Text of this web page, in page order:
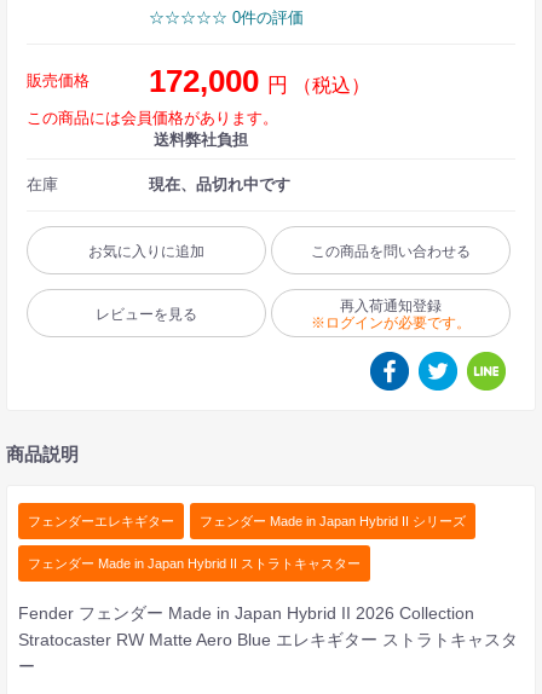
☆☆☆☆☆ 0件の評価
販売価格 172,000 円 （税込）
この商品には会員価格があります。
送料弊社負担
在庫 現在、品切れ中です
お気に入りに追加 この商品を問い合わせる
レビューを見る
再入荷通知登録
※ログインが必要です。
商品説明
フェンダーエレキギター フェンダー Made in Japan Hybrid II シリーズ
フェンダー Made in Japan Hybrid II ストラトキャスター
Fender フェンダー Made in Japan Hybrid II 2026 Collection
Stratocaster RW Matte Aero Blue エレキギター ストラトキャスタ
ー